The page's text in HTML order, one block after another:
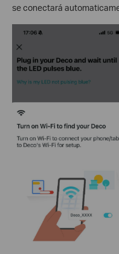
se conectará